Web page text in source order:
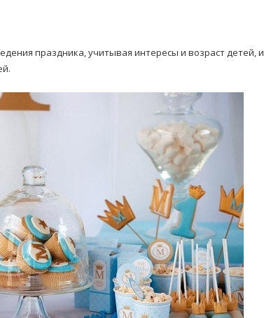
праздника, учитывая интересы и возраст детей, и